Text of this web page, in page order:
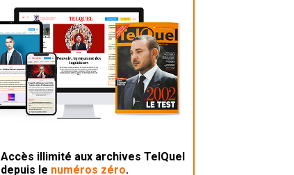
Accès illimité aux archives TelQuel
depuis le numéros zéro.